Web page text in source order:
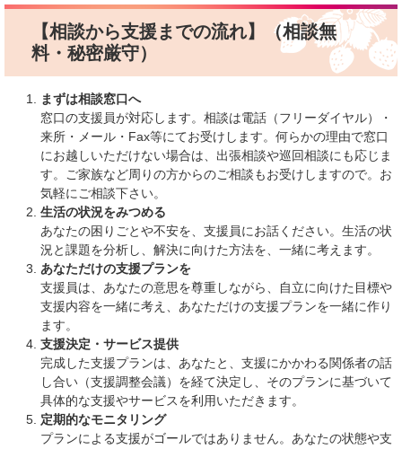
【相談から支援までの流れ】（相談無
料・秘密厳守）
まずは相談窓口へ
窓口の支援員が対応します。相談は電話（フリーダイヤル）・
来所・メール・Fax等にてお受けします。何らかの理由で窓口
にお越しいただけない場合は、出張相談や巡回相談にも応じま
す。ご家族など周りの方からのご相談もお受けしますので。お
気軽にご相談下さい。
生活の状況をみつめる
あなたの困りごとや不安を、支援員にお話ください。生活の状
況と課題を分析し、解決に向けた方法を、一緒に考えます。
あなただけの支援プランを
支援員は、あなたの意思を尊重しながら、自立に向けた目標や
支援内容を一緒に考え、あなただけの支援プランを一緒に作り
ます。
支援決定・サービス提供
完成した支援プランは、あなたと、支援にかかわる関係者の話
し合い（支援調整会議）を経て決定し、そのプランに基づいて
具体的な支援やサービスを利用いただきます。
定期的なモニタリング
プランによる支援がゴールではありません。あなたの状態や支